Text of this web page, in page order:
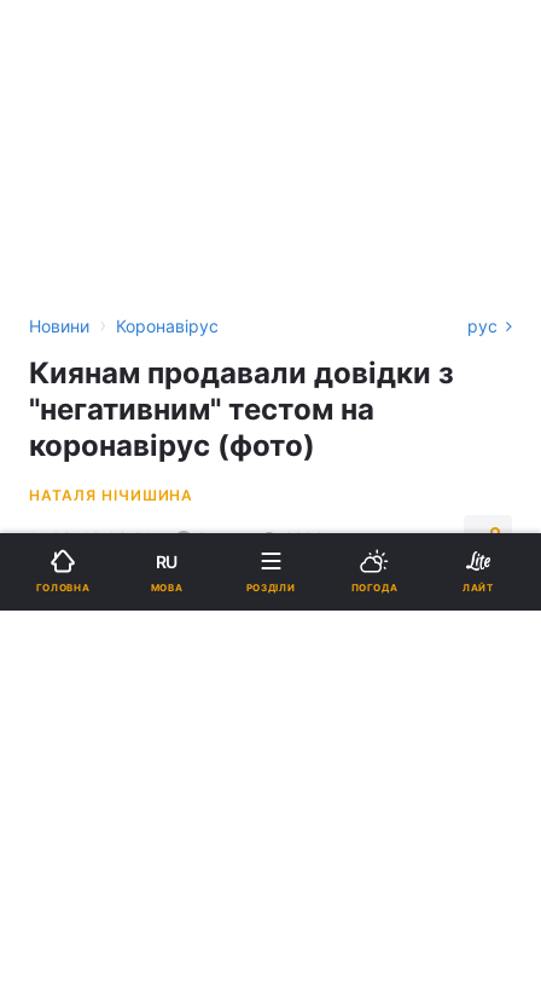
Новини › Коронавірус рус
Киянам продавали довідки з
"негативним" тестом на
коронавірус (фото)
НАТАЛЯ НІЧИШИНА
11:09, 18.03.21 2 хв. 2233
Підпишіться на нас в Google
ГОЛОВНА
RU
МОВА РОЗДІЛИ ПОГОДА ЛАЙТ